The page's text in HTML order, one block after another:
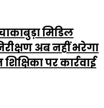
मिडिल
अब नहीं भरेगा
पर कार्रवाई